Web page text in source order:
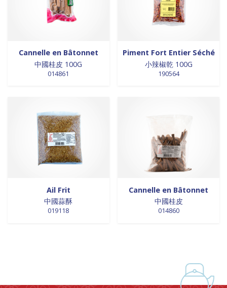
Cannelle en Bâtonnet
中國桂皮 100G
014861
Piment Fort Entier Séché
小辣椒乾 100G
190564
Ail Frit
中國蒜酥
019118
Cannelle en Bâtonnet
中國桂皮
014860